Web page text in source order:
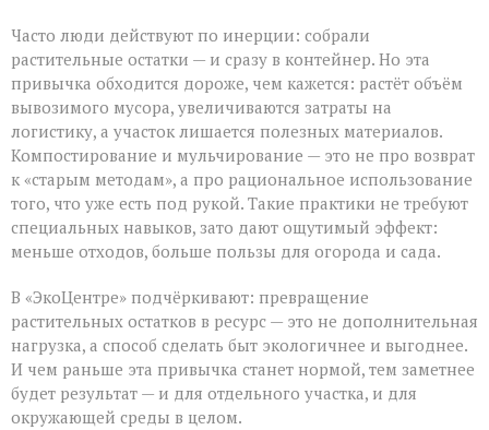
Часто люди действуют по инерции: собрали
растительные остатки — и сразу в контейнер. Но эта
привычка обходится дороже, чем кажется: растёт объём
вывозимого мусора, увеличиваются затраты на
логистику, а участок лишается полезных материалов.
Компостирование и мульчирование — это не про возврат
к «старым методам», а про рациональное использование
того, что уже есть под рукой. Такие практики не требуют
специальных навыков, зато дают ощутимый эффект:
меньше отходов, больше пользы для огорода и сада.
В «ЭкоЦентре» подчёркивают: превращение
растительных остатков в ресурс — это не дополнительная
нагрузка, а способ сделать быт экологичнее и выгоднее.
И чем раньше эта привычка станет нормой, тем заметнее
будет результат — и для отдельного участка, и для
окружающей среды в целом.